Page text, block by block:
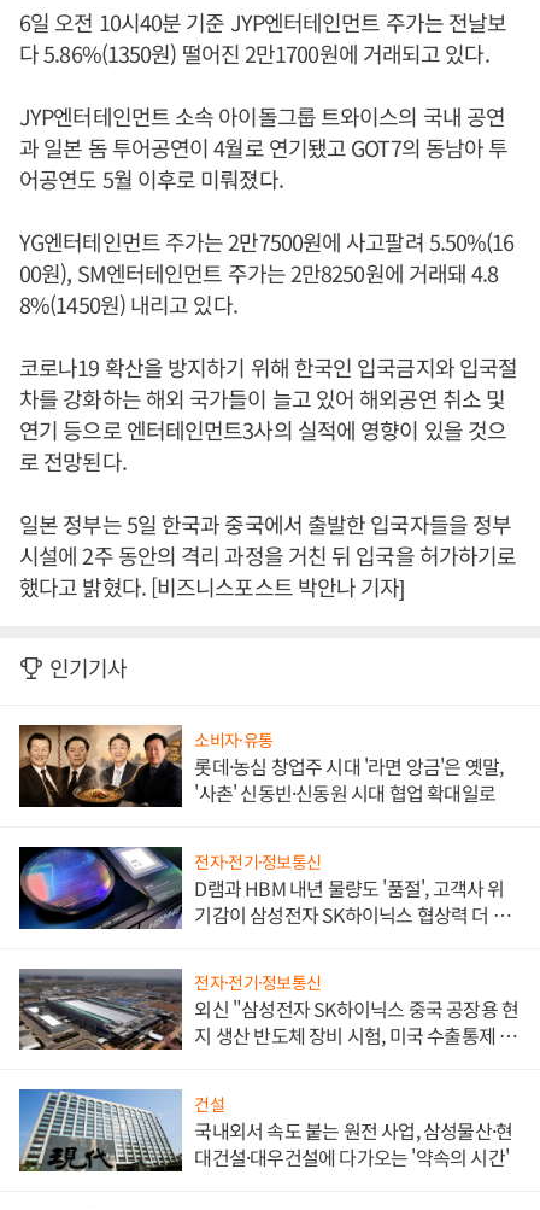
6일 오전 10시40분 기준 JYP엔터테인먼트 주가는 전날보
다 5.86%(1350원) 떨어진 2만1700원에 거래되고 있다.
JYP엔터테인먼트 소속 아이돌그룹 트와이스의 국내 공연
과 일본 돔 투어공연이 4월로 연기됐고 GOT7의 동남아 투
어공연도 5월 이후로 미뤄졌다.
YG엔터테인먼트 주가는 2만7500원에 사고팔려 5.50%(16
00원), SM엔터테인먼트 주가는 2만8250원에 거래돼 4.8
8%(1450원) 내리고 있다.
코로나19 확산을 방지하기 위해 한국인 입국금지와 입국절
차를 강화하는 해외 국가들이 늘고 있어 해외공연 취소 및
연기 등으로 엔터테인먼트3사의 실적에 영향이 있을 것으
로 전망된다.
일본 정부는 5일 한국과 중국에서 출발한 입국자들을 정부
시설에 2주 동안의 격리 과정을 거친 뒤 입국을 허가하기로
했다고 밝혔다. [비즈니스포스트 박안나 기자]
인기기사
소비자·유통
롯데·농심 창업주 시대 '라면 앙금'은 옛말,
'사촌' 신동빈·신동원 시대 협업 확대일로
전자·전기·정보통신
D램과 HBM 내년 물량도 '품절', 고객사 위
기감이 삼성전자 SK하이닉스 협상력 더 키
전자·전기·정보통신
외신 "삼성전자 SK하이닉스 중국 공장용 현
지 생산 반도체 장비 시험, 미국 수출통제 대
건설
국내외서 속도 붙는 원전 사업, 삼성물산·현
대건설·대우건설에 다가오는 '약속의 시간'